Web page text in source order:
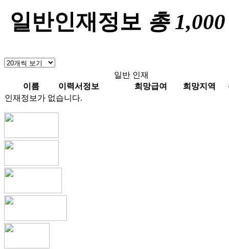
일반인재정보 총 1,000
일반 인재
이름
이력서정보 희망급여 희망지역
인재정보가 없습니다.